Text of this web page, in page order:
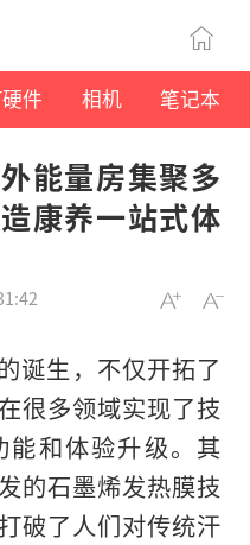
件 相机 笔记本
能量房集聚多
康养一站式体
诞生，不仅开拓了
很多领域实现了技
能和体验升级。其
的石墨烯发热膜技
破了人们对传统汗